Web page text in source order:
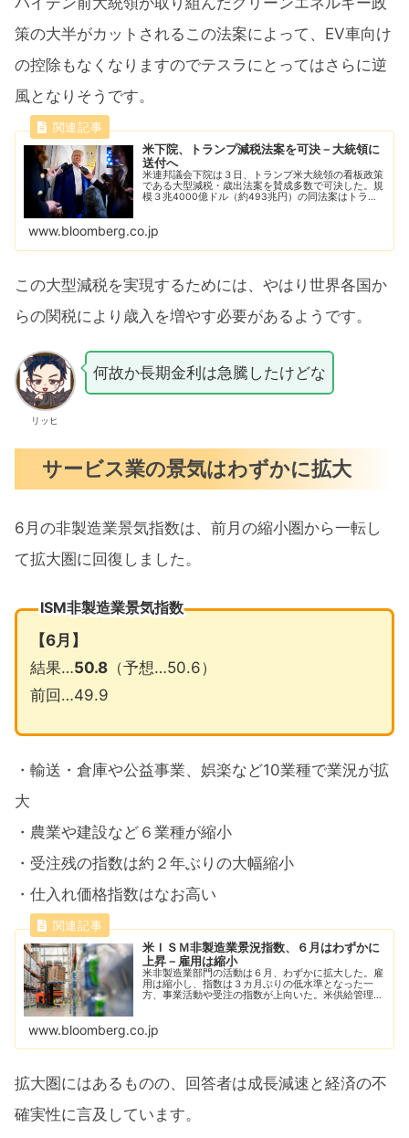
策の大半がカットされるこの法案によって、EV車向け
の控除もなくなりますのでテスラにとってはさらに逆
風となりそうです。
米下院、トランプ減税法案を可決－大統領に
送付へ
米連邦議会下院は３日、トランプ米大統領の看板政策
である大型減税・歳出法案を賛成多数で可決した。規
模３兆4000億ドル（約493兆円）の同法案はトラン
www.bloomberg.co.jp
この大型減税を実現するためには、やはり世界各国か
らの関税により歳入を増やす必要があるようです。
リッヒ
何故か長期金利は急騰したけどな
サービス業の景気はわずかに拡大
6月の非製造業景気指数は、前月の縮小圏から一転し
て拡大圏に回復しました。
ISM非製造業景気指数
【6月】
結果…50.8（予想…50.6）
前回…49.9
・輸送・倉庫や公益事業、娯楽など10業種で業況が拡
大
・農業や建設など６業種が縮小
・受注残の指数は約２年ぶりの大幅縮小
・仕入れ価格指数はなお高い
米ＩＳＭ非製造業景況指数、６月はわずかに
上昇－雇用は縮小
米非製造業部門の活動は６月、わずかに拡大した。雇
用は縮小し、指数は３カ月ぶりの低水準となった一
方、事業活動や受注の指数が上向いた。米供給管理協
www.bloomberg.co.jp
拡大圏にはあるものの、回答者は成長減速と経済の不
確実性に言及しています。